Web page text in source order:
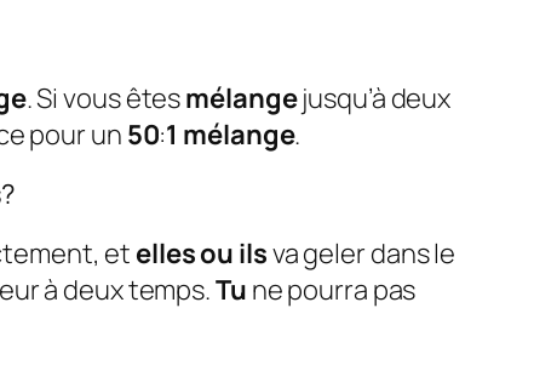
. Si vous êtesmélangejusqu’à deux
pour un 50:1 mélange.
et elles ou ilsva geler dans le
à deux temps.Tu ne pourra pas